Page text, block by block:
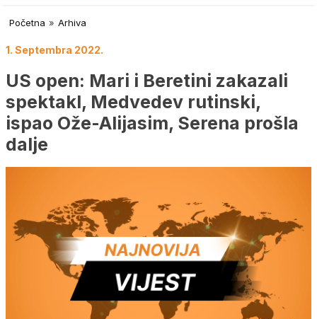
Početna » Arhiva
1. Septembra 2022.
US open: Mari i Beretini zakazali
spektakl, Medvedev rutinski,
ispao Ože-Alijasim, Serena prošla
dalje